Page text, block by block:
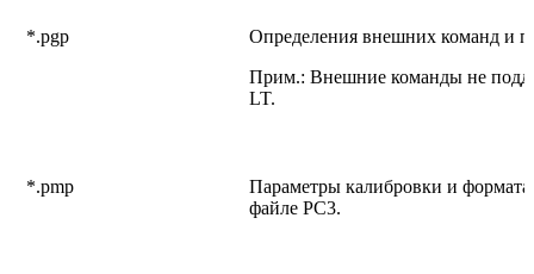
*.pgp
Определения внешних команд и
Прим.: Внешние команды не
LT.
*.pmp
Параметры калибровки и формата
файле PC3.